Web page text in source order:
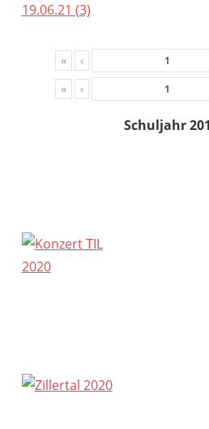
« ‹
« ‹
Schuljahr